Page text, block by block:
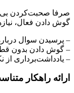
صرفا صحبت‌کردن
گوش دادن فعال،
– پرسیدن سوال
– گوش دادن بدون
– یادداشت‌برداری
ارائه راهکار